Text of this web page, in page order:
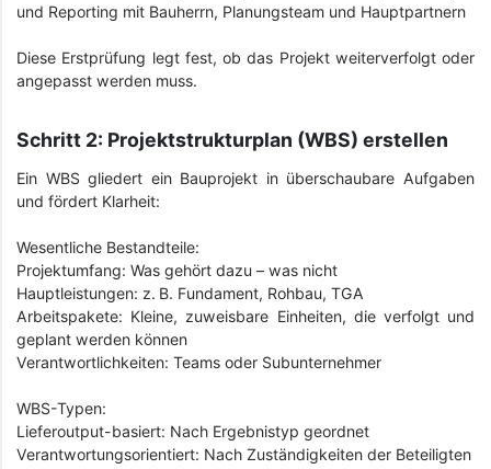
und Reporting mit Bauherrn, Planungsteam und Hauptpartnern
Diese Erstprüfung legt fest, ob das Projekt weiterverfolgt oder
angepasst werden muss.
Schritt 2: Projektstrukturplan (WBS) erstellen
Ein WBS gliedert ein Bauprojekt in überschaubare Aufgaben
und fördert Klarheit:
Wesentliche Bestandteile:
Projektumfang: Was gehört dazu – was nicht
Hauptleistungen: z. B. Fundament, Rohbau, TGA
Arbeitspakete: Kleine, zuweisbare Einheiten, die verfolgt und
geplant werden können
Verantwortlichkeiten: Teams oder Subunternehmer
WBS-Typen:
Lieferoutput-basiert: Nach Ergebnistyp geordnet
Verantwortungsorientiert: Nach Zuständigkeiten der Beteiligten